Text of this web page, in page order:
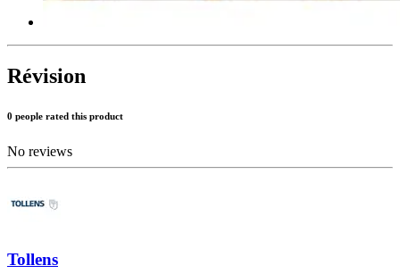
Révision
0 people rated this product
No reviews
Tollens